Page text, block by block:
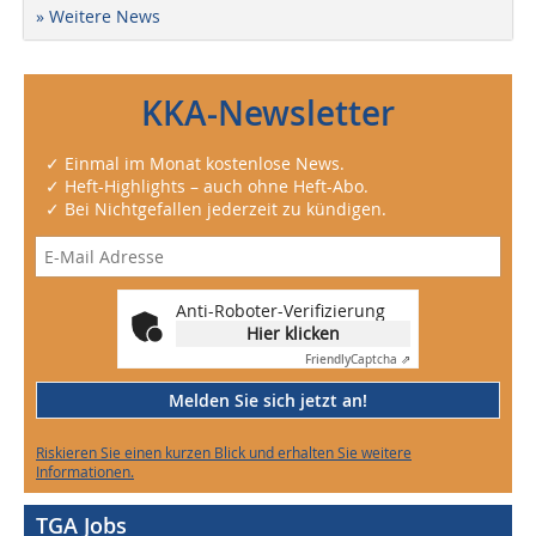
» Weitere News
KKA-Newsletter
✓ Einmal im Monat kostenlose News.
✓ Heft-Highlights – auch ohne Heft-Abo.
✓ Bei Nichtgefallen jederzeit zu kündigen.
Anti-Roboter-Verifizierung
Hier klicken
FriendlyCaptcha ⇗
Melden Sie sich jetzt an!
Riskieren Sie einen kurzen Blick und erhalten Sie weitere
Informationen.
TGA Jobs